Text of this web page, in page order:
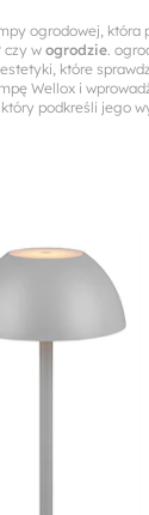
ogrodowej, która
czy w ogrodzie.
które
Wellox i
podkreśli jego